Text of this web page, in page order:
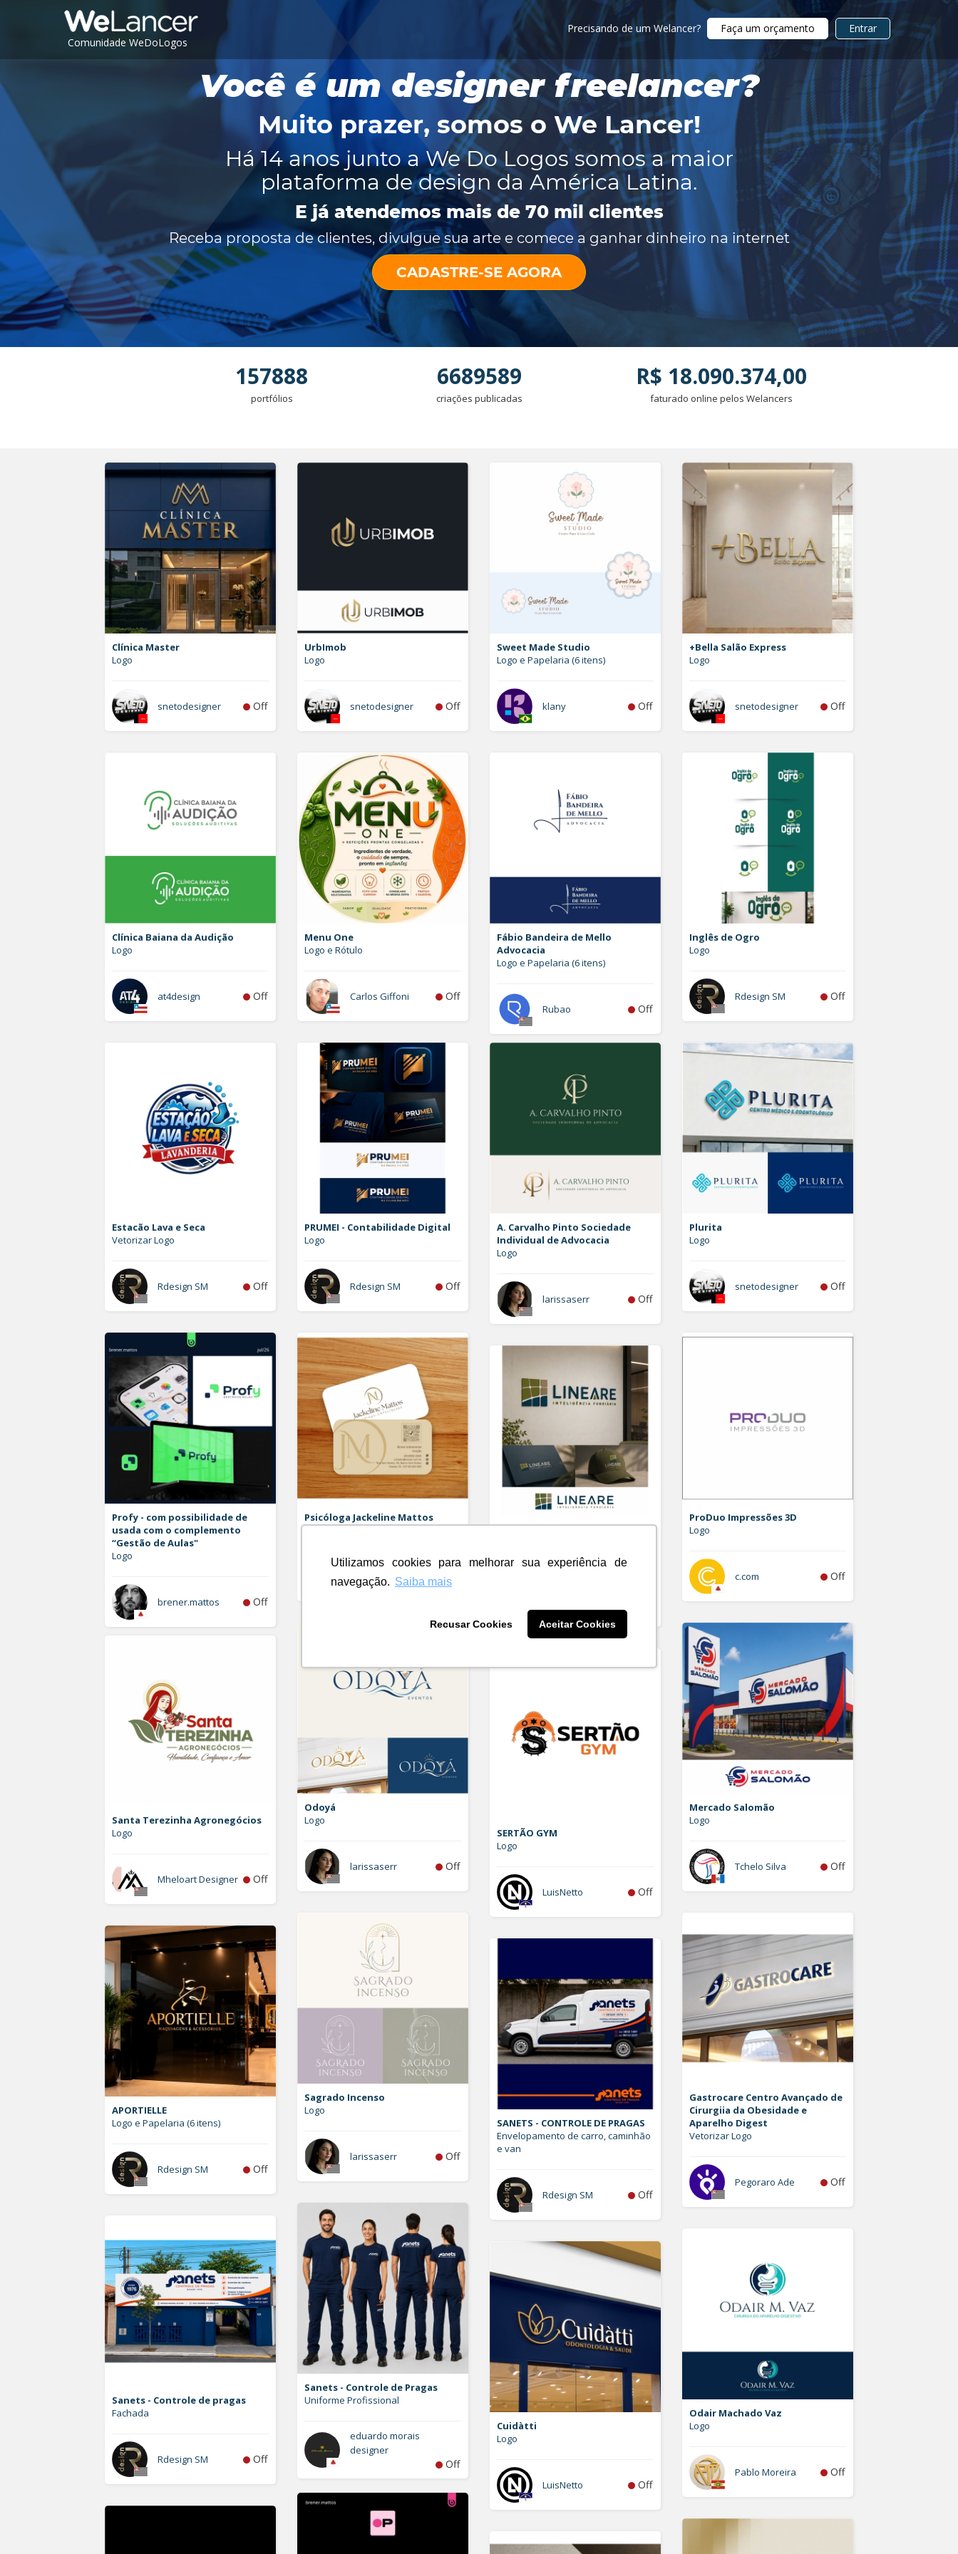
Utilizamos cookies para melhorar sua experiência de
navegação. Saiba mais
Recusar Cookies Aceitar Cookies
Comunidade WeDoLogos
Precisando de um Welancer? Faça um orçamento Entrar
Você é um designer freelancer?
Muito prazer, somos o We Lancer!
Há 14 anos junto a We Do Logos somos a maior
plataforma de design da América Latina.
E já atendemos mais de 70 mil clientes
Receba proposta de clientes, divulgue sua arte e comece a ganhar dinheiro na internet
CADASTRE-SE AGORA
157888
portfólios
6689589
criações publicadas
R$ 18.090.374,00
faturado online pelos Welancers
Clínica Master
Logo
snetodesigner Off
UrbImob
Logo
snetodesigner Off
Sweet Made Studio
Logo e Papelaria (6 itens)
klany Off
+Bella Salão Express
Logo
snetodesigner Off
Clínica Baiana da Audição
Logo
at4design Off
Menu One
Logo e Rótulo
Carlos Giffoni Off
Fábio Bandeira de Mello
Advocacia
Logo e Papelaria (6 itens)
Rubao Off
Inglês de Ogro
Logo
Rdesign SM Off
Estacão Lava e Seca
Vetorizar Logo
Rdesign SM Off
PRUMEI - Contabilidade Digital
Logo
Rdesign SM Off
A. Carvalho Pinto Sociedade
Individual de Advocacia
Logo
larissaserr Off
Plurita
Logo
snetodesigner Off
Profy - com possibilidade de
usada com o complemento
“Gestão de Aulas"
Logo
brener.mattos Off
Psicóloga Jackeline Mattos
Logo e Cartao de Visita
c.com Off
ProDuo Impressões 3D
Logo
c.com Off
LINEARE - INTELIGÊNCIA
Logo e Papelaria (6 itens)
Odoyá
Logo
larissaserr Off
Mercado Salomão
Logo
Tchelo Silva Off
Santa Terezinha Agronegócios
Logo
Mheloart Designer Off
SERTÃO GYM
Logo
LuisNetto Off
Sagrado Incenso
Logo
larissaserr Off
Gastrocare Centro Avançado de
Cirurgiia da Obesidade e
Aparelho Digest
Vetorizar Logo
Pegoraro Ade Off
APORTIELLE
Logo e Papelaria (6 itens)
Rdesign SM Off
SANETS - CONTROLE DE PRAGAS
Envelopamento de carro, caminhão
e van
Rdesign SM Off
Sanets - Controle de Pragas
Uniforme Profissional
eduardo morais
designer
Off
Sanets - Controle de pragas
Fachada
Rdesign SM Off
Odair Machado Vaz
Logo
Pablo Moreira Off
Cuidàtti
Logo
LuisNetto Off